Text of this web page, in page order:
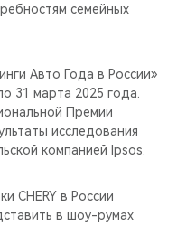
семейных
Авто Года в России»
31 марта 2025 года.
Премии
исследования
компанией Ipsos.
CHERY в России
в шоу-румах